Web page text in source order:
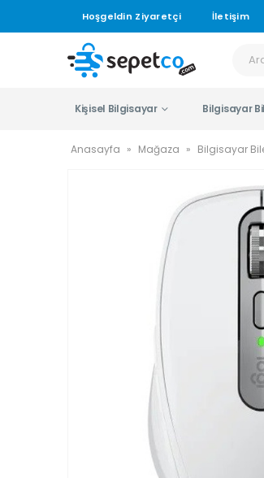
Hoşgeldin Ziyaretçi İletişim
Kişisel Bilgisayar Bilgisayar
Anasayfa » Mağaza » Bilgisayar